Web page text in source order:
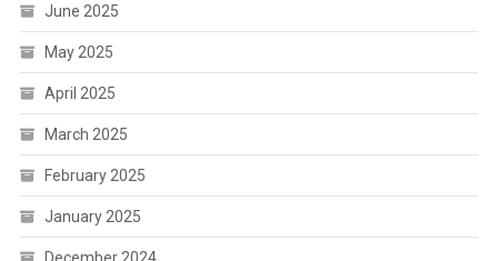
June 2025
May 2025
April 2025
March 2025
February 2025
January 2025